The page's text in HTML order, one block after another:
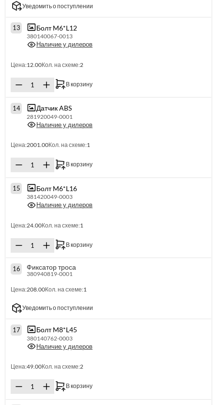
Уведомить о поступлении
13 Болт M6*L12
380140067-0013
Наличие у дилеров
Цена:12.00Кол. на схеме:2
В корзину
14 Датчик ABS
281920049-0001
Наличие у дилеров
Цена:2001.00Кол. на схеме:1
В корзину
15 Болт M6*L16
381420049-0003
Наличие у дилеров
Цена:24.00Кол. на схеме:1
В корзину
16 Фиксатор троса
380940819-0001
Цена:208.00Кол. на схеме:1
Уведомить о поступлении
17 Болт M8*L45
380140762-0003
Наличие у дилеров
Цена:49.00Кол. на схеме:2
В корзину